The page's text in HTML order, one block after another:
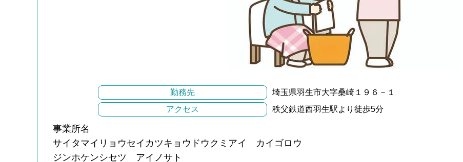
勤務先
埼玉県羽生市大字桑崎１９６－１
アクセス
秩父鉄道西羽生駅より徒歩5分
事業所名
サイタマイリョウセイカツキョウドウクミアイ カイゴロウ
ジンホケンシセツ アイノサト